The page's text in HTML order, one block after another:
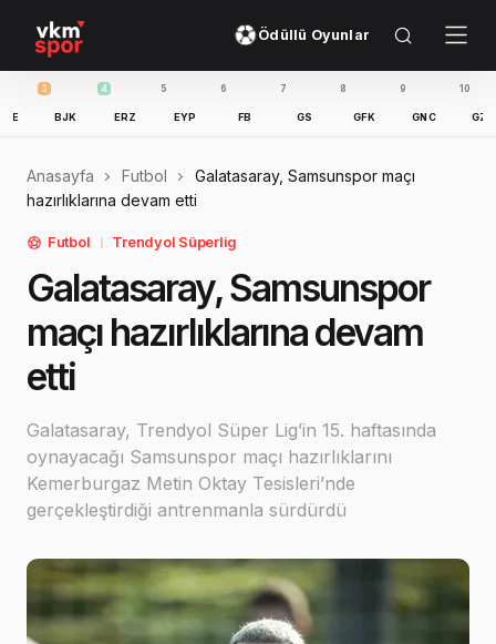
Ödüllü Oyunlar
4
ERZ
5
EYP
6
FB
7
GS
8
GFK
9
GNC
10
GZT
11
IBFK
Anasayfa Futbol
Galatasaray, Samsunspor maçı
hazırlıklarına devam etti
Futbol Trendyol Süperlig
Galatasaray, Samsunspor
maçı hazırlıklarına devam
etti
Galatasaray, Trendyol Süper Lig’in 15. haftasında
oynayacağı Samsunspor maçı hazırlıklarını
Kemerburgaz Metin Oktay Tesisleri’nde
gerçekleştirdiği antrenmanla sürdürdü